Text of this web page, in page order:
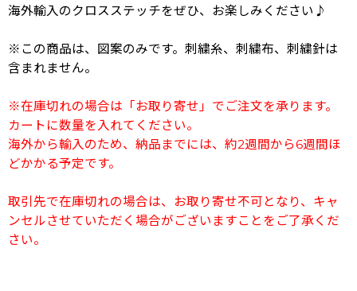
海外輸入のクロスステッチをぜひ、お楽しみください♪
※この商品は、図案のみです。刺繍糸、刺繍布、刺繍針は
含まれません。
※在庫切れの場合は「お取り寄せ」でご注文を承ります。
カートに数量を入れてください。
海外から輸入のため、納品までには、約2週間から6週間ほ
どかかる予定です。
取引先で在庫切れの場合は、お取り寄せ不可となり、キャ
ンセルさせていただく場合がございますことをご了承くだ
さい。